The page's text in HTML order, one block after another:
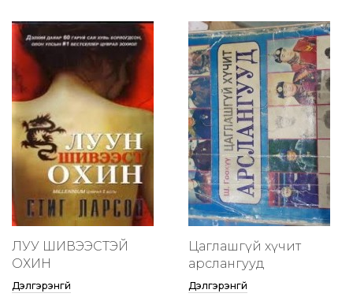
ЛУУ ШИВЭЭСТЭЙ
ОХИН
Дэлгэрэнгүй
Цаглашгүй хүчит
арслангууд
Дэлгэрэнгүй